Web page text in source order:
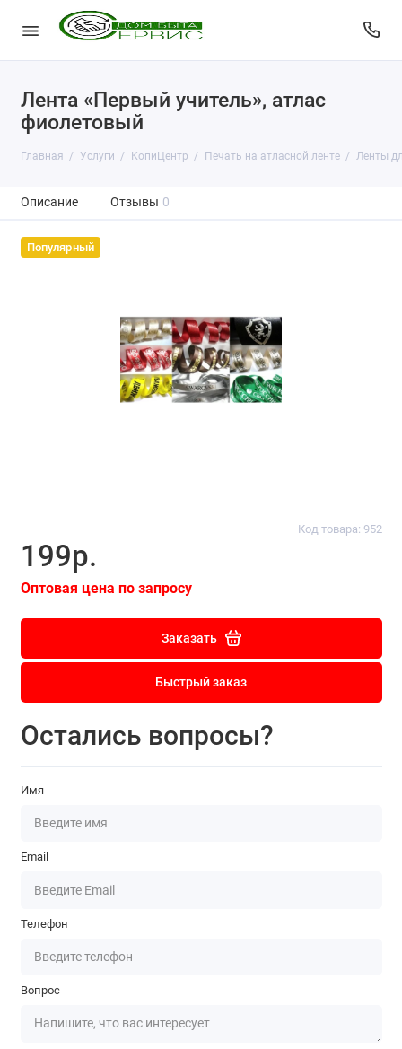
Лента «Первый учитель», атлас
фиолетовый
Главная Услуги КопиЦентр Печать на атласной ленте Ленты
Описание Отзывы 0
Популярный
Код товара: 952
199р.
Оптовая цена по запросу
Заказать
Быстрый заказ
Остались вопросы?
Имя
Email
Телефон
Вопрос